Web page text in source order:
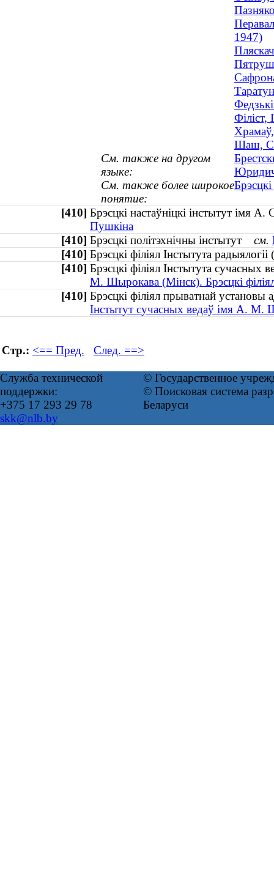
1947)
Шаш,
См. также на другом
языке:
См. также более широкое
понятие:
[410] Брэсцкі настаўніцкі інстытут імя
Пушкіна
[410] Брэсцкі політэхнічны інстытут см.
[410] Брэсцкі філіял Інстытута
[410] Брэсцкі філіял Інстытута
М. Шырокава (Мінск). Брэсцкі
[410] Брэсцкі філіял прыватнай
Інстытут сучасных ведаў імя А. М.
Стр.: <== Пред. След. ==>
Служба технической
поддержки:
+375 17 293 29 78
skk@nlb.by
© Государственное
© Поисковая система
Беларуси